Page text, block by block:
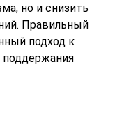
но и снизить
Правильный
подход к